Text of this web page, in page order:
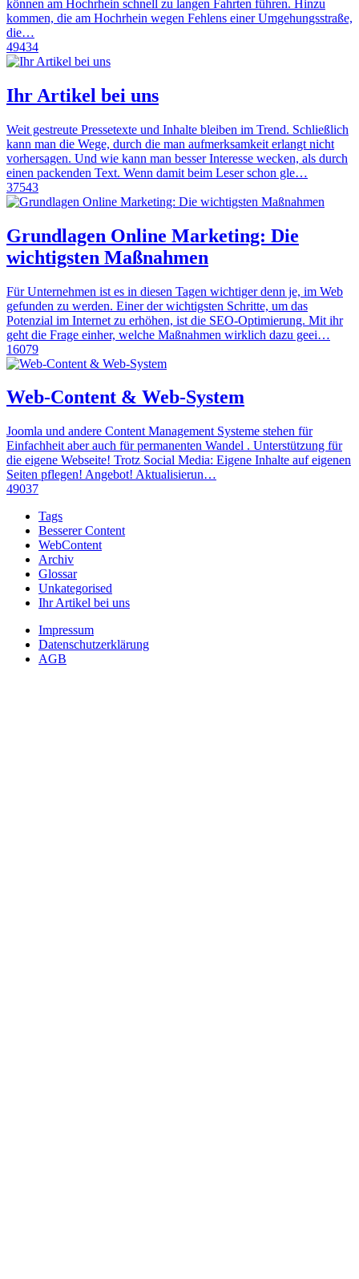
können am Hochrhein schnell zu langen Fahrten führen. Hinzu
kommen, die am Hochrhein wegen Fehlens einer Umgehungsstraße,
die…
49434
Ihr Artikel bei uns
Weit gestreute Pressetexte und Inhalte bleiben im Trend. Schließlich
kann man die Wege, durch die man aufmerksamkeit erlangt nicht
vorhersagen. Und wie kann man besser Interesse wecken, als durch
einen packenden Text. Wenn damit beim Leser schon gle…
37543
Grundlagen Online Marketing: Die
wichtigsten Maßnahmen
Für Unternehmen ist es in diesen Tagen wichtiger denn je, im Web
gefunden zu werden. Einer der wichtigsten Schritte, um das
Potenzial im Internet zu erhöhen, ist die SEO-Optimierung. Mit ihr
geht die Frage einher, welche Maßnahmen wirklich dazu geei…
16079
Web-Content & Web-System
Joomla und andere Content Management Systeme stehen für
Einfachheit aber auch für permanenten Wandel . Unterstützung für
die eigene Webseite! Trotz Social Media: Eigene Inhalte auf eigenen
Seiten pflegen! Angebot! Aktualisierun…
49037
Tags
Besserer Content
WebContent
Archiv
Glossar
Unkategorised
Ihr Artikel bei uns
Impressum
Datenschutzerklärung
AGB